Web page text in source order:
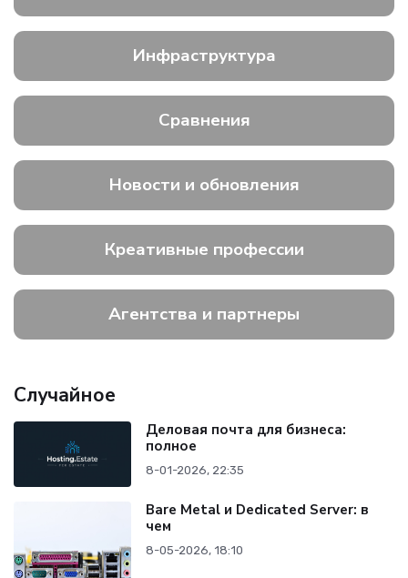
Инфраструктура
Сравнения
Новости и обновления
Креативные профессии
Агентства и партнеры
Случайное
Деловая почта для бизнеса:
полное
8-01-2026, 22:35
Bare Metal и Dedicated Server: в
чем
8-05-2026, 18:10